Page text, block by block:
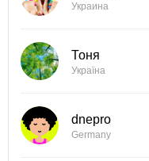
Украина
Тоня
Україна
dnepro
Germany